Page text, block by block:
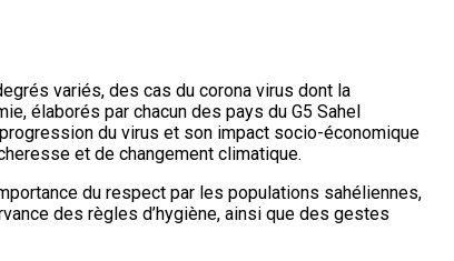
variés, des cas du corona virus dont la
élaborés par chacun des pays du G5 Sahel
du virus et son impact socio-économique
et de changement climatique.
du respect par les populations sahéliennes,
des règles d’hygiène, ainsi que des gestes